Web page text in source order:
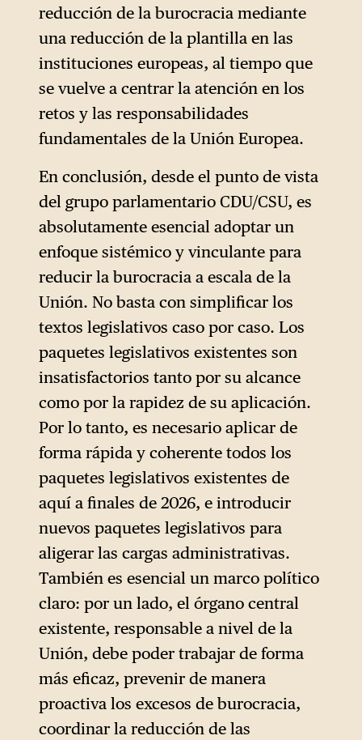
reducción de la burocracia mediante
una reducción de la plantilla en las
instituciones europeas, al tiempo que
se vuelve a centrar la atención en los
retos y las responsabilidades
fundamentales de la Unión Europea.
En conclusión, desde el punto de vista
del grupo parlamentario CDU/CSU, es
absolutamente esencial adoptar un
enfoque sistémico y vinculante para
reducir la burocracia a escala de la
Unión. No basta con simplificar los
textos legislativos caso por caso. Los
paquetes legislativos existentes son
insatisfactorios tanto por su alcance
como por la rapidez de su aplicación.
Por lo tanto, es necesario aplicar de
forma rápida y coherente todos los
paquetes legislativos existentes de
aquí a finales de 2026, e introducir
nuevos paquetes legislativos para
aligerar las cargas administrativas.
También es esencial un marco político
claro: por un lado, el órgano central
existente, responsable a nivel de la
Unión, debe poder trabajar de forma
más eficaz, prevenir de manera
proactiva los excesos de burocracia,
coordinar la reducción de las